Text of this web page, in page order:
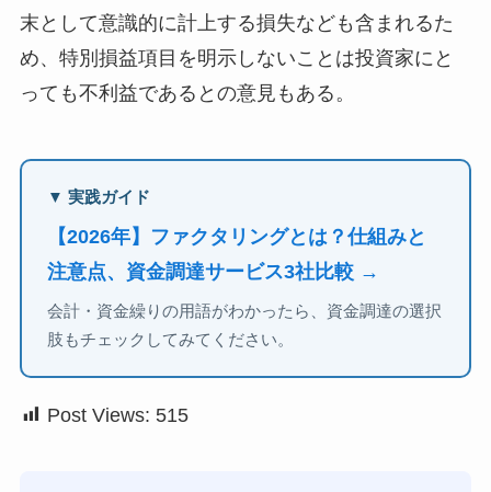
末として意識的に計上する損失なども含まれるた
め、特別損益項目を明示しないことは投資家にと
っても不利益であるとの意見もある。
▼ 実践ガイド
【2026年】ファクタリングとは？仕組みと
注意点、資金調達サービス3社比較 →
会計・資金繰りの用語がわかったら、資金調達の選択
肢もチェックしてみてください。
Post Views: 515